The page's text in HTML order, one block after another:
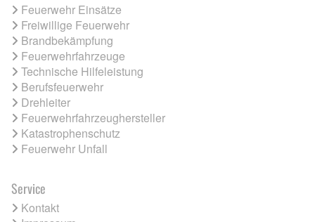
Feuerwehr Einsätze
Freiwillige Feuerwehr
Brandbekämpfung
Feuerwehrfahrzeuge
Technische Hilfeleistung
Berufsfeuerwehr
Drehleiter
Feuerwehrfahrzeughersteller
Katastrophenschutz
Feuerwehr Unfall
Service
Kontakt